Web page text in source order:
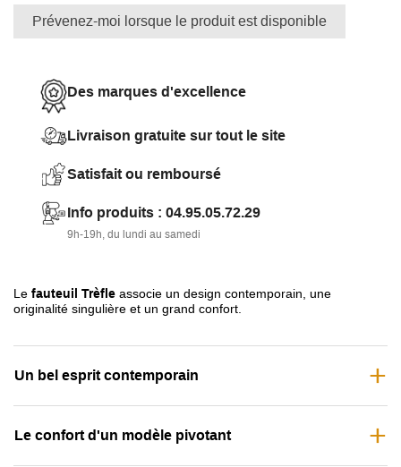
Pivotant et confortable : siège rotatif à 360°, dossier
Fabrication de qualité :
l'usure, des garnissages en mousse de haute densité
Marque Signature
Largeur 82 x Profondeur 81 x Hauteur 74 cm
Prévenez-moi lorsque le produit est disponible
Des marques d'excellence
Livraison gratuite sur tout le site
Satisfait ou remboursé
Info produits : 04.95.05.72.29
9h-19h, du lundi au samedi
Le fauteuil Trèfle associe un design contemporain, une
originalité singulière et un grand confort.
Un bel esprit contemporain
Le confort d'un modèle pivotant